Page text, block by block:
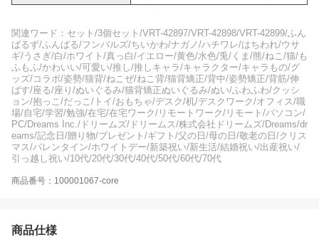
関連ワード：セット/3個セット/VRT-42897/VRT-42898/VRT-42899/ふん
ばるず/ふんばる/フンバルズ/ちいかわ/ナガノ/ハチワレ/はちわれ/ウサ
ギ/うさぎ/白/ホワイト/真っ白/イエロー/黄色/水色/兎/くま/熊/ねこ/猫/も
ふもふ/かわいい/可愛い/推し/推しキャラ/キャラクター/キャラもの/グ
ッズ/コラボ/姿勢/猫背/ねこぜ/ねこ背/猫背矯正/背中/姿勢矯正/背筋/伸
ばす/座る/座り/ぬいぐるみ/猫背矯正ぬいぐるみ/ぬい/ふわふわ/クッシ
ョン/抱っこ/だっこ/トイ/おもちゃ/デスク/机/デスクワーク/オフィス/職
場/自宅/学習/勉強/在宅/在宅ワーク/リモートワーク/リモート/パソコン/
PC/Dreams Inc./ドリームズ/ドリームス/株式会社ドリームズ/Dreams/dr
eams/記念日/贈り物/プレゼント/ギフト/父の日/母の日/敬老の日/クリス
マス/バレンタイン/ホワイトデー/新築祝い/新生活/結婚祝い/出産祝い/
引っ越し祝い/10代/20代/30代/40代/50代/60代/70代
商品番号：100001067-core
商品仕様